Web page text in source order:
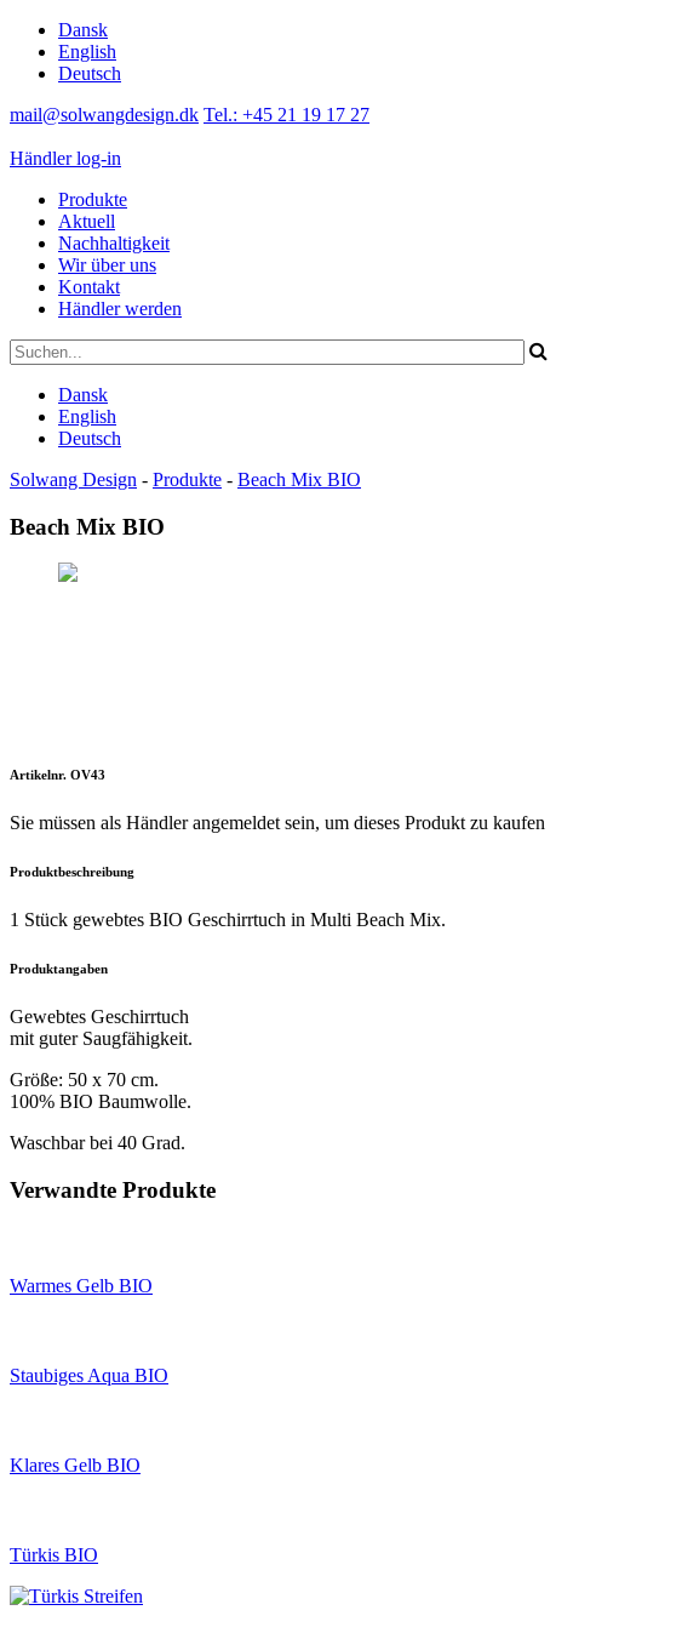
Dansk
English
Deutsch
mail@solwangdesign.dk Tel.: +45 21 19 17 27
Händler log-in
Produkte
Aktuell
Nachhaltigkeit
Wir über uns
Kontakt
Händler werden
Dansk
English
Deutsch
Solwang Design - Produkte - Beach Mix BIO
Beach Mix BIO
Artikelnr. OV43
Sie müssen als Händler angemeldet sein, um dieses Produkt zu kaufen
Produktbeschreibung
1 Stück gewebtes BIO Geschirrtuch in Multi Beach Mix.
Produktangaben
Gewebtes Geschirrtuch
mit guter Saugfähigkeit.
Größe: 50 x 70 cm.
100% BIO Baumwolle.
Waschbar bei 40 Grad.
Verwandte Produkte
Warmes Gelb BIO
Staubiges Aqua BIO
Klares Gelb BIO
Türkis BIO